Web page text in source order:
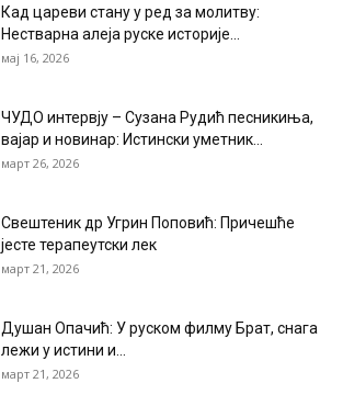
Кад цареви стану у ред за молитву:
Нестварна алеја руске историје...
мај 16, 2026
ЧУДО интервју – Сузана Рудић песникиња,
вајар и новинар: Истински уметник...
март 26, 2026
Свештеник др Угрин Поповић: Причешће
јесте терапеутски лек
март 21, 2026
Душан Опачић: У руском филму Брат, снага
лежи у истини и...
март 21, 2026